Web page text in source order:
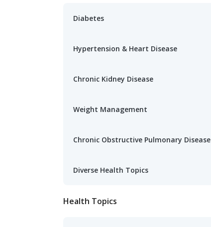
Diabetes
Hypertension & Heart Disease
Chronic Kidney Disease
Weight Management
Chronic Obstructive Pulmonary Disease
Diverse Health Topics
Health Topics